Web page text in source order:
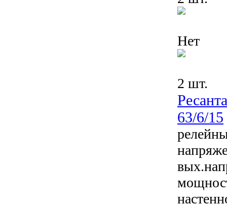
Нет
2 шт.
63/6/15